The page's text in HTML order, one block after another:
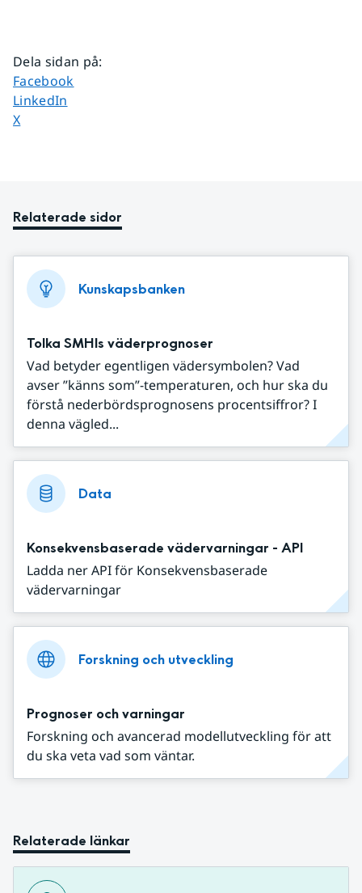
Dela sidan på:
Dela sidan på
Facebook
Dela sidan på
LinkedIn
Dela sidan på
X
Relaterade sidor
Kunskapsbanken
Tolka SMHIs väderprognoser
Vad betyder egentligen vädersymbolen? Vad
avser ”känns som”-temperaturen, och hur ska du
förstå nederbördsprognosens procentsiffror? I
denna vägled...
Data
Konsekvensbaserade vädervarningar - API
Ladda ner API för Konsekvensbaserade
vädervarningar
Forskning och utveckling
Prognoser och varningar
Forskning och avancerad modellutveckling för att
du ska veta vad som väntar.
Relaterade länkar